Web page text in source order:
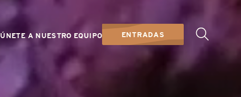
ÚNETE A NUESTRO EQUIPO ENTRADAS